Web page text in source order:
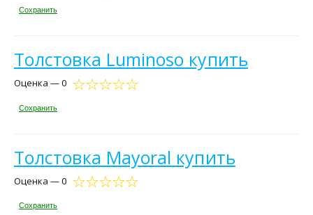
Сохранить
Толстовка Luminoso купить
Оценка — 0
Сохранить
Толстовка Mayoral купить
Оценка — 0
Сохранить